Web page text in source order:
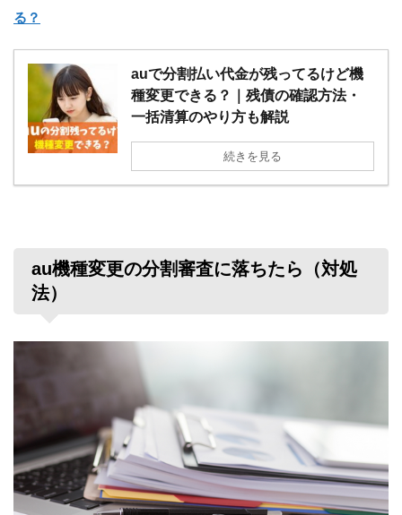
る？
auで分割払い代金が残ってるけど機
種変更できる？｜残債の確認方法・
一括清算のやり方も解説
続きを見る
au機種変更の分割審査に落ちたら（対処
法）